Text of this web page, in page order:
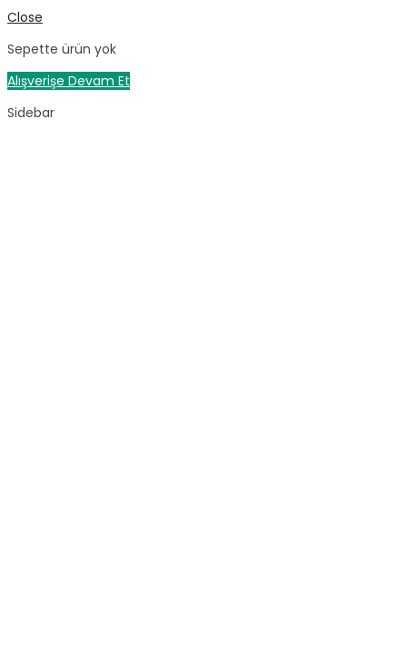
Close
Sepette ürün yok
Alışverişe Devam Et
Sidebar